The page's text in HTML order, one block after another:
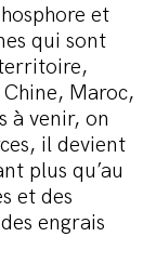
et
qui sont
Maroc,
à venir, on
il devient
plus qu’au
et des
engrais